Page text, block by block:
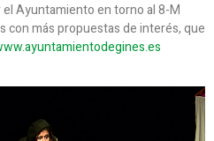
Ayuntamiento en torno al 8-M
con más propuestas de interés, que